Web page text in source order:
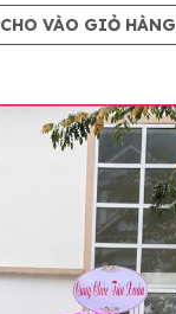
CHO VÀO GIỎ HÀNG